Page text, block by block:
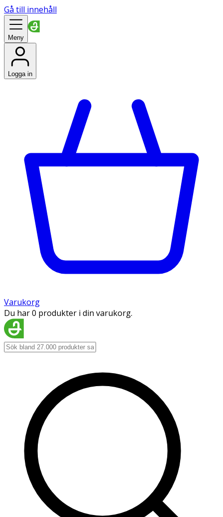
Gå till innehåll
Meny
Logga in
Varukorg
Du har 0 produkter i din varukorg.